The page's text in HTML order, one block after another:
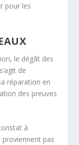
pour les
le dégât des
de
réparation en
des preuves
à
proviennent pas